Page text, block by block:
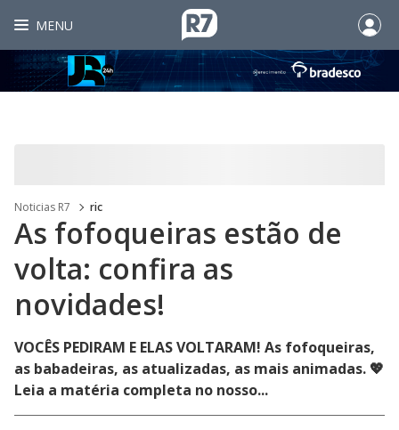
MENU
Noticias R7 ric
As fofoqueiras estão de
volta: confira as
novidades!
VOCÊS PEDIRAM E ELAS VOLTARAM! As fofoqueiras,
as babadeiras, as atualizadas, as mais animadas. 💖
Leia a matéria completa no nosso...